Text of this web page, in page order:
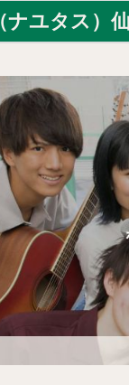
ナユタス）